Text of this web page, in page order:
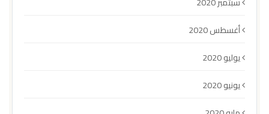
أغسطس 2020
يوليو 2020
يونيو 2020